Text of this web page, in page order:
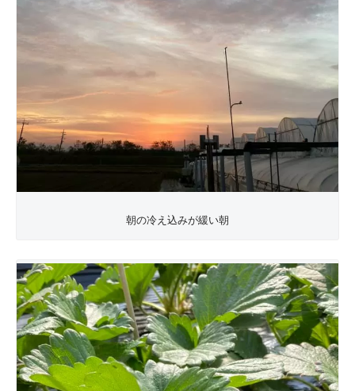
朝の冷え込みが緩い朝